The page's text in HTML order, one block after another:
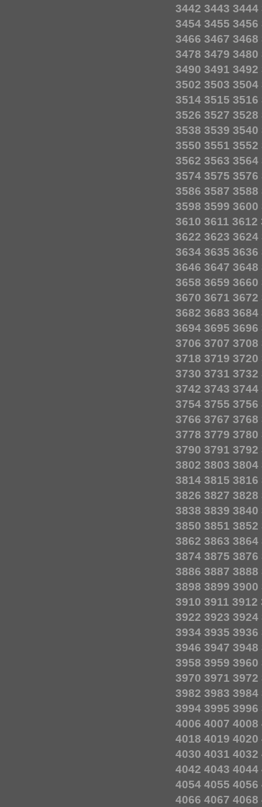
3442 3443 3444
3454 3455 3456
3466 3467 3468
3478 3479 3480
3490 3491 3492
3502 3503 3504
3514 3515 3516
3526 3527 3528
3538 3539 3540
3550 3551 3552
3562 3563 3564
3574 3575 3576
3586 3587 3588
3598 3599 3600
3610 3611 3612
3622 3623 3624
3634 3635 3636
3646 3647 3648
3658 3659 3660
3670 3671 3672
3682 3683 3684
3694 3695 3696
3706 3707 3708
3718 3719 3720
3730 3731 3732
3742 3743 3744
3754 3755 3756
3766 3767 3768
3778 3779 3780
3790 3791 3792
3802 3803 3804
3814 3815 3816
3826 3827 3828
3838 3839 3840
3850 3851 3852
3862 3863 3864
3874 3875 3876
3886 3887 3888
3898 3899 3900
3910 3911 3912
3922 3923 3924
3934 3935 3936
3946 3947 3948
3958 3959 3960
3970 3971 3972
3982 3983 3984
3994 3995 3996
4006 4007 4008
4018 4019 4020
4030 4031 4032
4042 4043 4044
4054 4055 4056
4066 4067 4068